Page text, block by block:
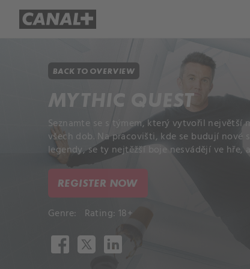
BACK TO OVERVIEW
MYTHIC QUEST
Seznamte se s týmem, který vytvořil největší
všech dob. Na pracovišti, kde se budují nové
legendy, se ty nejtěžší boje nesvádějí ve hře,
REGISTER NOW
Genre: Rating: 18+